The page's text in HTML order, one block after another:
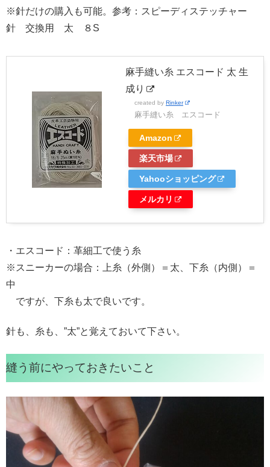
※針だけの購入も可能。参考：スピーディステッチャー
針 交換用 太 ８S
麻手縫い糸 エスコード 太 生
成り
created by Rinker
麻手縫い糸 エスコード
Amazon
楽天市場
Yahooショッピング
メルカリ
・エスコード：革細工で使う糸
※スニーカーの場合：上糸（外側）＝太、下糸（内側）＝
中
ですが、下糸も太で良いです。
針も、糸も、”太”と覚えておいて下さい。
縫う前にやっておきたいこと